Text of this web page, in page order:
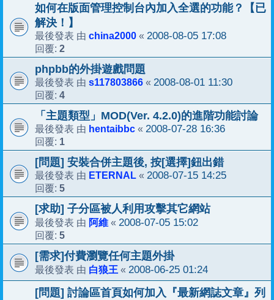
如何在版面管理控制台內加入全選的功能？【已
解決！】
最後發表 由 china2000 « 2008-08-05 17:08
回覆: 2
phpbb的外掛遊戲問題
最後發表 由 s117803866 « 2008-08-01 11:30
回覆: 4
「主題類型」MOD(Ver. 4.2.0)的進階功能討論
最後發表 由 hentaibbc « 2008-07-28 16:36
回覆: 1
[問題] 安裝合併主題後, 按[選擇]鈕出錯
最後發表 由 ETERNAL « 2008-07-15 14:25
回覆: 5
[求助] 子分區被人利用攻擊其它網站
最後發表 由 阿維 « 2008-07-05 15:02
回覆: 5
[需求]付費瀏覽任何主題外掛
最後發表 由 白狼王 « 2008-06-25 01:24
[問題] 討論區首頁如何加入『最新網誌文章』列